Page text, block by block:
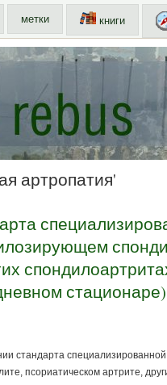
метки книги
артропатия'
стационаре)
стандарта специализированной
псориатическом артрите,